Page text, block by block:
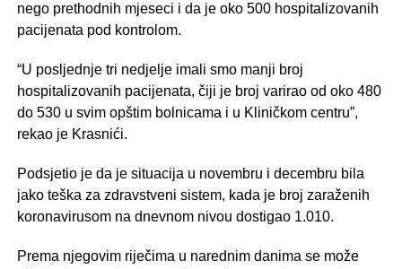
nego prethodnih mjeseci i da je oko 500 hospitalizovanih
pacijenata pod kontrolom.
“U posljednje tri nedjelje imali smo manji broj
hospitalizovanih pacijenata, čiji je broj varirao od oko 480
do 530 u svim opštim bolnicama i u Kliničkom centru”,
rekao je Krasnići.
Podsjetio je da je situacija u novembru i decembru bila
jako teška za zdravstveni sistem, kada je broj zaraženih
koronavirusom na dnevnom nivou dostigao 1.010.
Prema njegovim riječima u narednim danima se može